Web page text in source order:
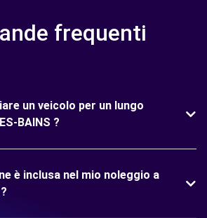
frequenti
un veicolo per un lungo
BAINS ?
è inclusa nel mio noleggio a